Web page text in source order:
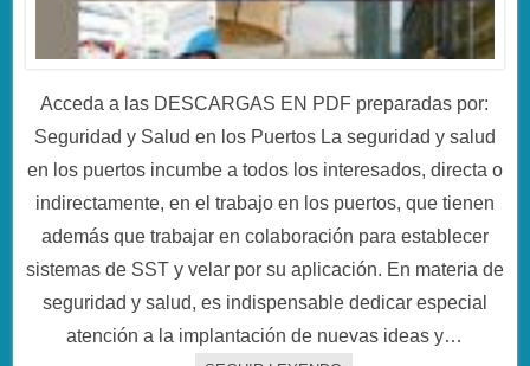
Acceda a las DESCARGAS EN PDF preparadas por:
Seguridad y Salud en los Puertos La seguridad y salud
en los puertos incumbe a todos los interesados, directa o
indirectamente, en el trabajo en los puertos, que tienen
además que trabajar en colaboración para establecer
sistemas de SST y velar por su aplicación. En materia de
seguridad y salud, es indispensable dedicar especial
atención a la implantación de nuevas ideas y…